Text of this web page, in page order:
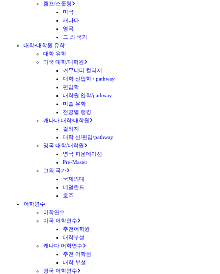
캠프/스쿨링
미국
캐나다
영국
그 외 국가
대학•대학원 유학
대학 유학
미국 대학/대학원
커뮤니티 컬리지
대학 신입학 / pathway
편입학
대학원 입학/pathway
미술 유학
전공별 랭킹
캐나다 대학/대학원
컬리지
대학 신/편입/pathway
영국 대학/대학원
영국 파운데이션
Pre-Master
그외 국가
국제의대
네덜란드
호주
어학연수
어학연수
미국 어학연수
추천어학원
대학부설
캐나다 어학연수
추천 어학원
대학 부설
영국 어학연수